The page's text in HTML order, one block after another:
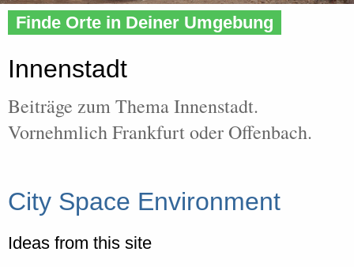
Finde Orte in Deiner Umgebung
Innenstadt
Beiträge zum Thema Innenstadt.
Vornehmlich Frankfurt oder Offenbach.
City Space Environment
Ideas from this site